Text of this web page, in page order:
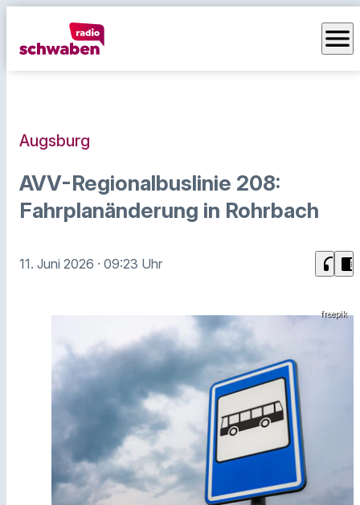
menu
Augsburg
AVV-Regionalbuslinie 208:
Fahrplanänderung in Rohrbach
11. Juni 2026 · 09:23 Uhr headphones chrome_reader_mode
freepik